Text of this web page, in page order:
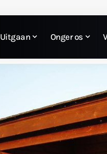
Uitgaan Onger os